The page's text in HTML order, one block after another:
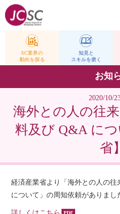
SC業界の
動向を探る
知見と
スキルを磨く
お知
2020/10/
海外との人の往
料及び Q&A に
省】
経済産業省より「海外との人の
について」の周知依頼がありまし